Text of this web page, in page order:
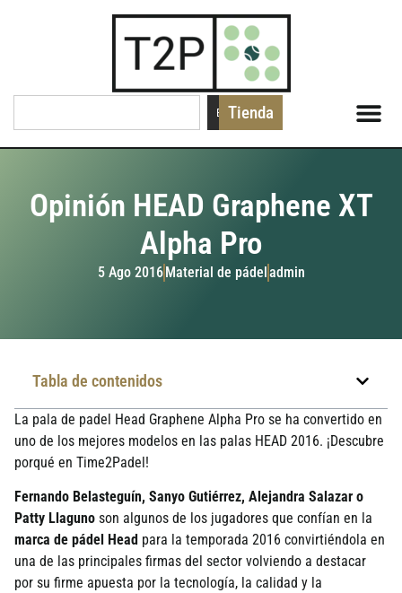
Buscar
Tienda
Opinión HEAD Graphene XT
Alpha Pro
5 Ago 2016Material de pádeladmin
Tabla de contenidos
La pala de padel Head Graphene Alpha Pro se ha convertido en
uno de los mejores modelos en las palas HEAD 2016. ¡Descubre
porqué en Time2Padel!
Fernando Belasteguín, Sanyo Gutiérrez, Alejandra Salazar o
Patty Llaguno son algunos de los jugadores que confían en la
marca de pádel Head para la temporada 2016 convirtiéndola en
una de las principales firmas del sector volviendo a destacar
por su firme apuesta por la tecnología, la calidad y la